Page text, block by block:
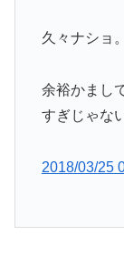
久々ナショ。
余裕かまし
すぎじゃな
2018/03/25